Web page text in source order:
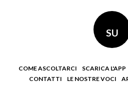
SU
COME ASCOLTARCI SCARICA L'APP
CONTATTI
LE NOSTRE VOCI